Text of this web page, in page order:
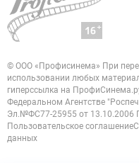
© ООО «Профисинема» При
использовании любых
гиперссылка на
Федеральном Агентстве
Эл.№ФС77-25955 от 13.10.2006
Пользовательское соглашение
данных